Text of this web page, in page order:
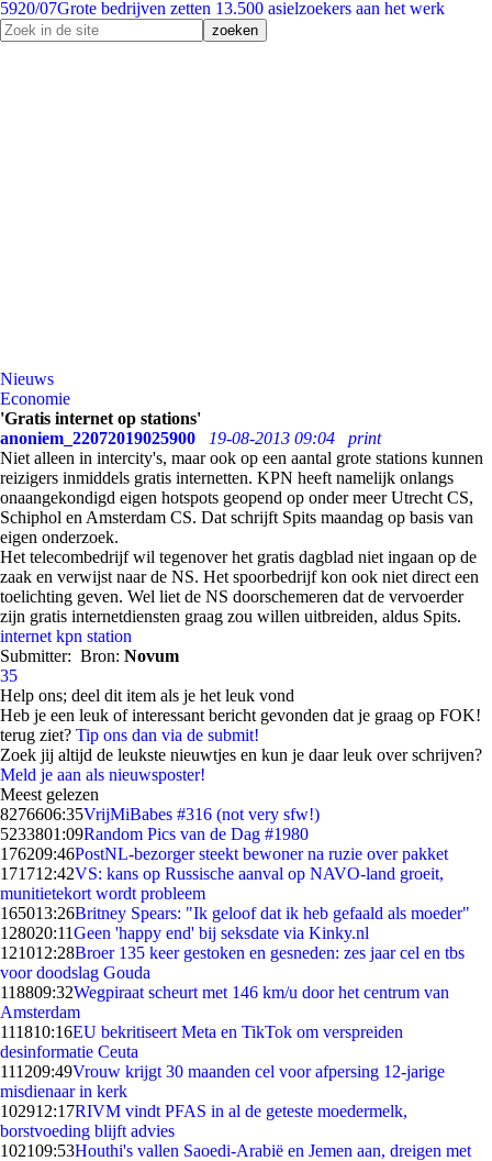
5920/07Grote bedrijven zetten 13.500 asielzoekers aan het werk
Nieuws
Economie
'Gratis internet op stations'
anoniem_22072019025900
19-08-2013 09:04
print
Niet alleen in intercity's, maar ook op een aantal grote stations kunnen
reizigers inmiddels gratis internetten. KPN heeft namelijk onlangs
onaangekondigd eigen hotspots geopend op onder meer Utrecht CS,
Schiphol en Amsterdam CS. Dat schrijft Spits maandag op basis van
eigen onderzoek.
Het telecombedrijf wil tegenover het gratis dagblad niet ingaan op de
zaak en verwijst naar de NS. Het spoorbedrijf kon ook niet direct een
toelichting geven. Wel liet de NS doorschemeren dat de vervoerder
zijn gratis internetdiensten graag zou willen uitbreiden, aldus Spits.
internet kpn station
Submitter: Bron: Novum
35
Help ons; deel dit item als je het leuk vond
Heb je een leuk of interessant bericht gevonden dat je graag op FOK!
terug ziet? Tip ons dan via de submit!
Zoek jij altijd de leukste nieuwtjes en kun je daar leuk over schrijven?
Meld je aan als nieuwsposter!
Meest gelezen
8276606:35VrijMiBabes #316 (not very sfw!)
5233801:09Random Pics van de Dag #1980
176209:46PostNL-bezorger steekt bewoner na ruzie over pakket
171712:42VS: kans op Russische aanval op NAVO-land groeit,
munitietekort wordt probleem
165013:26Britney Spears: "Ik geloof dat ik heb gefaald als moeder"
128020:11Geen 'happy end' bij seksdate via Kinky.nl
121012:28Broer 135 keer gestoken en gesneden: zes jaar cel en tbs
voor doodslag Gouda
118809:32Wegpiraat scheurt met 146 km/u door het centrum van
Amsterdam
111810:16EU bekritiseert Meta en TikTok om verspreiden
desinformatie Ceuta
111209:49Vrouw krijgt 30 maanden cel voor afpersing 12-jarige
misdienaar in kerk
102912:17RIVM vindt PFAS in al de geteste moedermelk,
borstvoeding blijft advies
102109:53Houthi's vallen Saoedi-Arabië en Jemen aan, dreigen met